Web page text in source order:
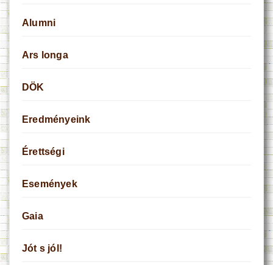
Alumni
Ars longa
DÖK
Eredményeink
Érettségi
Események
Gaia
Jót s jól!